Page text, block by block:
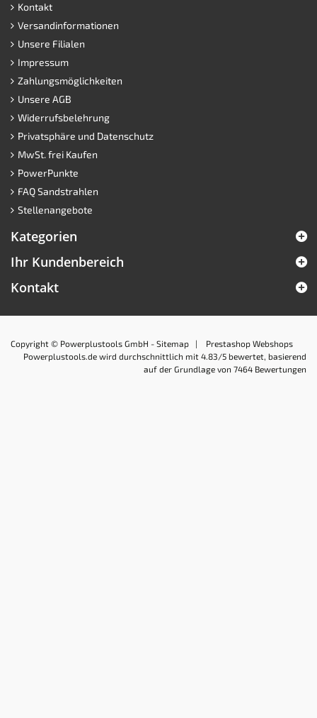
Kontakt
Versandinformationen
Unsere Filialen
Impressum
Zahlungsmöglichkeiten
Unsere AGB
Widerrufsbelehrung
Privatsphäre und Datenschutz
MwSt. frei Kaufen
PowerPunkte
FAQ Sandstrahlen
Stellenangebote
Kategorien
Ihr Kundenbereich
Kontakt
Copyright © Powerplustools GmbH - Sitemap | Prestashop Webshops
Powerplustools.de wird durchschnittlich mit 4.83 /5 bewertet, basierend
auf der Grundlage von 7464 Bewertungen